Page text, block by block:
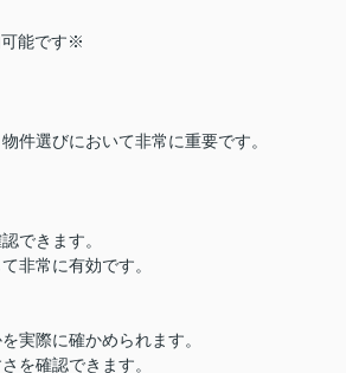
可能です※
件選びにおいて非常に重要です。
できます。
非常に有効です。
実際に確かめられます。
を確認できます。